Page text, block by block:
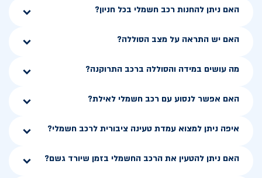
האם ניתן להחנות רכב חשמלי בכל חניון?
האם יש התראה על מצב הסוללה?
מה עושים במידה והסוללה ברכב התרוקנה?
האם אפשר לנסוע עם רכב חשמלי לאילת?
איפה ניתן למצוא עמדת טעינה ציבורית לרכב חשמלי?
האם ניתן להטעין את הרכב החשמלי בזמן שיורד גשם?